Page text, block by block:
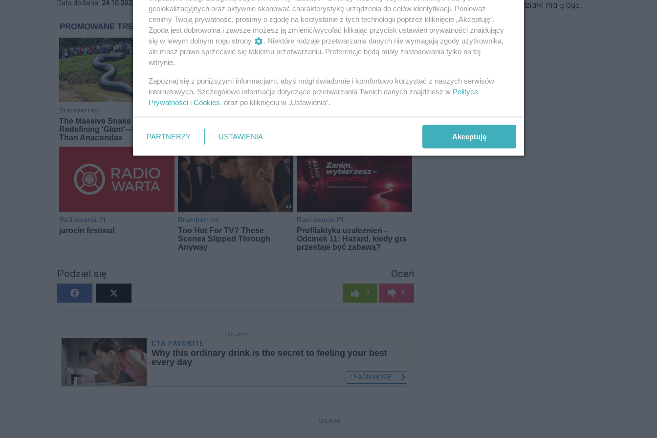
Data dodania: 24.10.2022 10:30
Podziel się Oceń
0 0
REKLAMA
przy granicy działki mają być
większe. Projekt zaostrza też
zasady dotyczące ostrych
zakończeń ogrodzeń.
Data dodania artykułu:
03.08.2026
REKLAMA
geolokalizacyjnych oraz aktywnie skanować charakterystykę urządzenia do celów identyfikacji. Ponieważ
cenimy Twoją prywatność, prosimy o zgodę na korzystanie z tych technologii poprzez kliknięcie „Akceptuję”.
Zgoda jest dobrowolna i zawsze możesz ją zmienić/wycofać klikając przycisk ustawień prywatności znajdujący
się w lewym dolnym rogu strony
. Niektóre rodzaje przetwarzania danych nie wymagają zgody użytkownika,
ale masz prawo sprzeciwić się takiemu przetwarzaniu. Preferencje będą miały zastosowania tylko na tej
witrynie.
Zapoznaj się z poniższymi informacjami, abyś mógł świadomie i komfortowo korzystać z naszych serwisów
internetowych. Szczegółowe informacje dotyczące przetwarzania Twoich danych znajdziesz w Polityce
Prywatności i Cookies. oraz po kliknięciu w „Ustawienia”.
PARTNERZY USTAWIENIA Akceptuję